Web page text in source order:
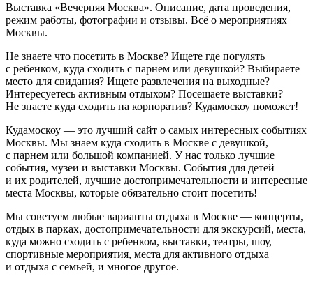
Выставка «Вечерняя Москва». Описание, дата проведения,
режим работы, фотографии и отзывы. Всё о мероприятиях
Москвы.
Не знаете что посетить в Москве? Ищете где погулять
с ребенком, куда сходить с парнем или девушкой? Выбираете
место для свидания? Ищете развлечения на выходные?
Интересуетесь активным отдыхом? Посещаете выставки?
Не знаете куда сходить на корпоратив? Кудамоскоу поможет!
Кудамоскоу — это лучший сайт о самых интересных событиях
Москвы. Мы знаем куда сходить в Москве с девушкой,
с парнем или большой компанией. У нас только лучшие
события, музеи и выставки Москвы. События для детей
и их родителей, лучшие достопримечательности и интересные
места Москвы, которые обязательно стоит посетить!
Мы советуем любые варианты отдыха в Москве — концерты,
отдых в парках, достопримечательности для экскурсий, места,
куда можно сходить с ребенком, выставки, театры, шоу,
спортивные мероприятия, места для активного отдыха
и отдыха с семьей, и многое другое.